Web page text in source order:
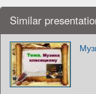
Similar